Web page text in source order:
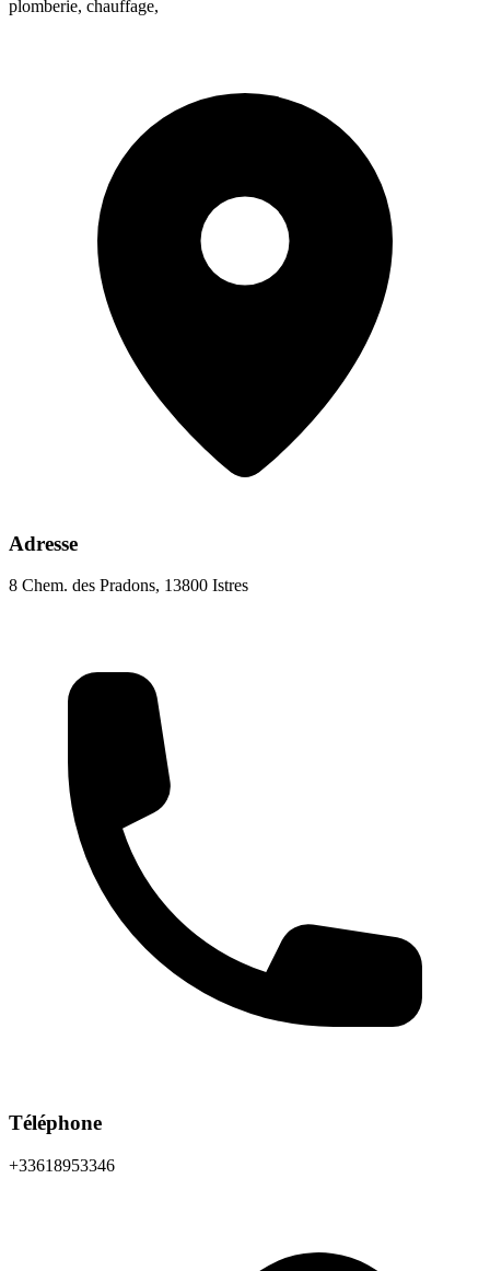
plomberie, chauffage,
Adresse
8 Chem. des Pradons, 13800 Istres
Téléphone
+33618953346